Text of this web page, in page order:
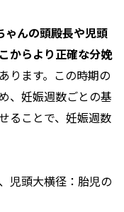
ゃんの頭殿長や児頭
からより正確な分娩
ります。この時期の
、妊娠週数ごとの基
ることで、妊娠週数
児頭大横径：胎児の